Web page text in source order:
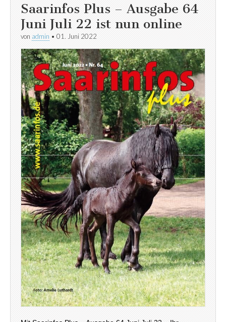
Saarinfos Plus – Ausgabe 64
Juni Juli 22 ist nun online
von admin • 01. Juni 2022